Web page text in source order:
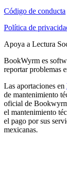
Código de conducta
Política de
Apoya a Lectura
BookWyrm es
reportar problemas
Las aportaciones en
de mantenimiento
oficial de
el mantenimiento
el pago por sus
mexicanas.